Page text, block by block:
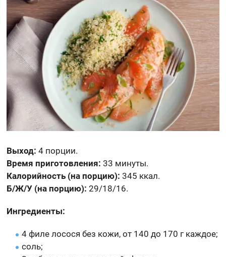
Выход: 4 порции.
Время приготовления: 33 минуты.
Калорийность (на порцию): 345 ккал.
Б/Ж/У (на порцию): 29/18/16.
Ингредиенты:
4 филе лосося без кожи, от 140 до 170 г каждое;
соль;